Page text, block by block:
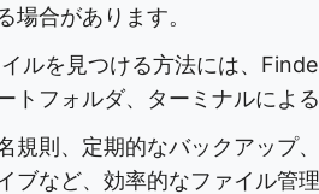
場合があります。
ルを見つける方法には、
トフォルダ、ターミナルによ
規則、定期的なバックアップ
ブなど、効率的なファイル管